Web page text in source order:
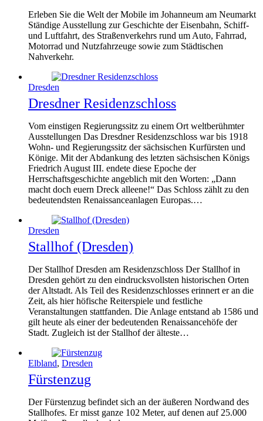
Erleben Sie die Welt der Mobile im Johanneum am Neumarkt
Ständige Ausstellung zur Geschichte der Eisenbahn, Schiff-
und Luftfahrt, des Straßenverkehrs rund um Auto, Fahrrad,
Motorrad und Nutzfahrzeuge sowie zum Städtischen
Nahverkehr.
Dresden
Dresdner Residenzschloss
Vom einstigen Regierungssitz zu einem Ort weltberühmter
Ausstellungen Das Dresdner Residenzschloss war bis 1918
Wohn- und Regierungssitz der sächsischen Kurfürsten und
Könige. Mit der Abdankung des letzten sächsischen Königs
Friedrich August III. endete diese Epoche der
Herrschaftsgeschichte angeblich mit den Worten: „Dann
macht doch euern Dreck alleene!“ Das Schloss zählt zu den
bedeutendsten Renaissanceanlagen Europas.…
Dresden
Stallhof (Dresden)
Der Stallhof Dresden am Residenzschloss Der Stallhof in
Dresden gehört zu den eindrucksvollsten historischen Orten
der Altstadt. Als Teil des Residenzschlosses erinnert er an die
Zeit, als hier höfische Reiterspiele und festliche
Veranstaltungen stattfanden. Die Anlage entstand ab 1586 und
gilt heute als einer der bedeutenden Renaissancehöfe der
Stadt. Zugleich ist der Stallhof der älteste…
Elbland, Dresden
Fürstenzug
Der Fürstenzug befindet sich an der äußeren Nordwand des
Stallhofes. Er misst ganze 102 Meter, auf denen auf 25.000